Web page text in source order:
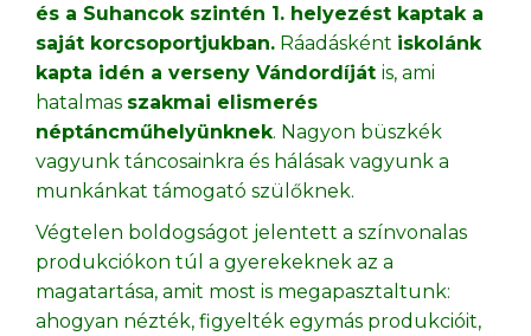
és a Suhancok szintén 1. helyezést kaptak a
saját korcsoportjukban. Ráadásként iskolánk
kapta idén a verseny Vándordíját is, ami
hatalmas szakmai elismerés
néptáncműhelyünknek. Nagyon büszkék
vagyunk táncosainkra és hálásak vagyunk a
munkánkat támogató szülőknek.
Végtelen boldogságot jelentett a színvonalas
produkciókon túl a gyerekeknek az a
magatartása, amit most is megapasztaltunk:
ahogyan nézték, figyelték egymás produkcióit,